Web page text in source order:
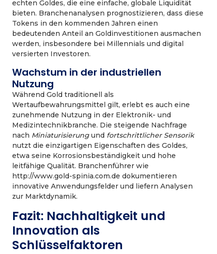
echten Goldes, die eine einfache, globale Liquidität
bieten. Branchenanalysen prognostizieren, dass diese
Tokens in den kommenden Jahren einen
bedeutenden Anteil an Goldinvestitionen ausmachen
werden, insbesondere bei Millennials und digital
versierten Investoren.
Wachstum in der industriellen
Nutzung
Während Gold traditionell als
Wertaufbewahrungsmittel gilt, erlebt es auch eine
zunehmende Nutzung in der Elektronik- und
Medizintechnikbranche. Die steigende Nachfrage
nach Miniaturisierung und fortschrittlicher Sensorik
nutzt die einzigartigen Eigenschaften des Goldes,
etwa seine Korrosionsbeständigkeit und hohe
leitfähige Qualität. Branchenführer wie
http://www.gold-spinia.com.de dokumentieren
innovative Anwendungsfelder und liefern Analysen
zur Marktdynamik.
Fazit: Nachhaltigkeit und
Innovation als
Schlüsselfaktoren